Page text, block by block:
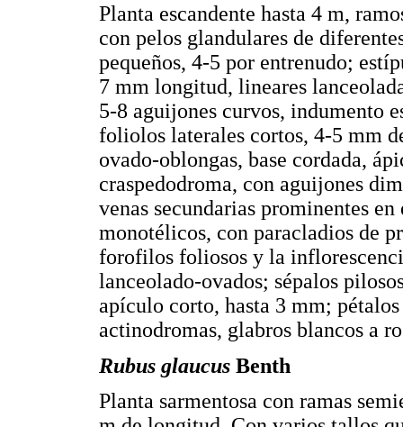
Planta escandente hasta 4 m,
con pelos glandulares de
pequeños, 4-5 por entrenudo;
7 mm longitud, lineares
5-8 aguijones curvos, indumento
foliolos laterales cortos, 4-5 mm
ovado-oblongas, base cordada,
craspedodroma, con aguijones
venas secundarias prominentes
monotélicos, con paracladios de
forofilos foliosos y la
lanceolado-ovados; sépalos
apículo corto, hasta 3 mm;
actinodromas, glabros blancos a
Rubus glaucus Benth
Planta sarmentosa con ramas